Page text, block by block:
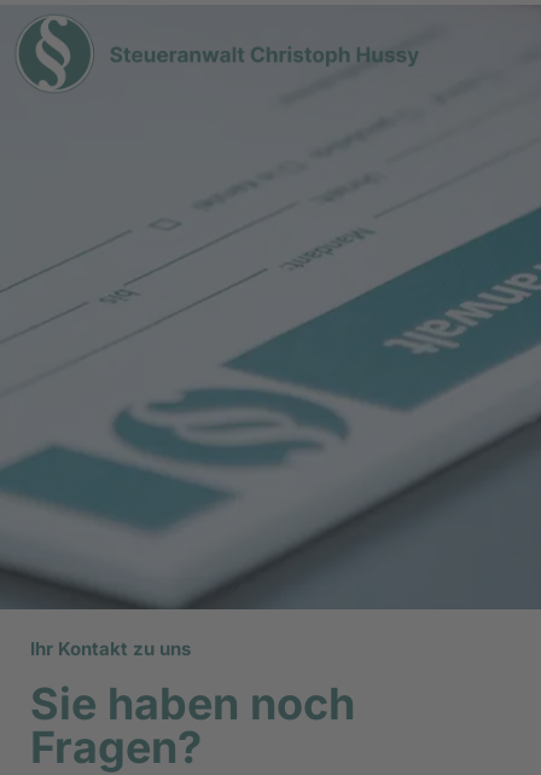
Ihr Kontakt zu uns
Sie haben noch
Fragen?